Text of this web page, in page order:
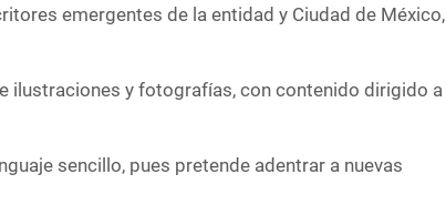
emergentes de la entidad y Ciudad de México,
ilustraciones y fotografías, con contenido dirigido a
sencillo, pues pretende adentrar a nuevas